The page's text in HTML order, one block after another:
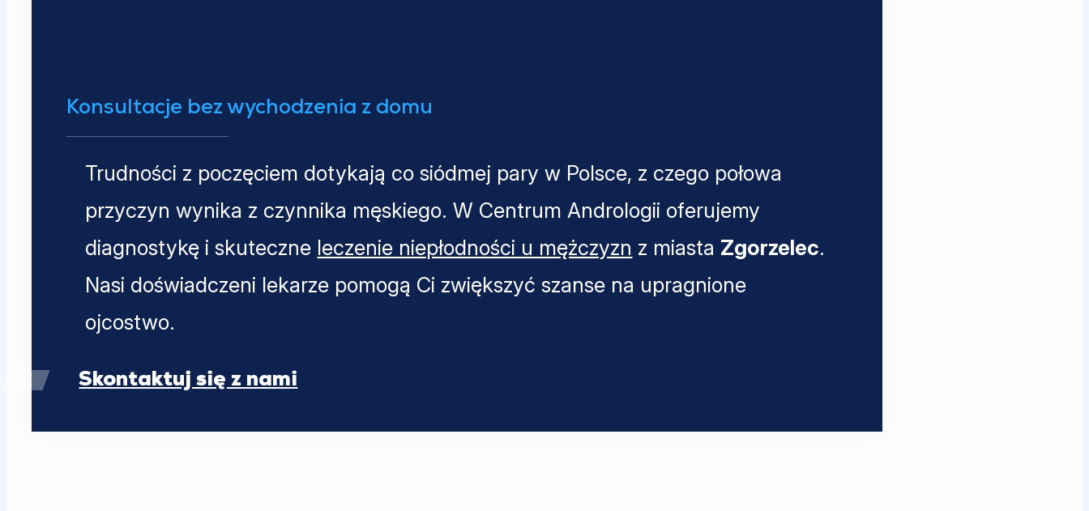
Konsultacje bez wychodzenia z domu
Trudności z poczęciem dotykają co siódmej pary w Polsce, z czego połowa
przyczyn wynika z czynnika męskiego. W Centrum Andrologii oferujemy
diagnostykę i skuteczne leczenie niepłodności u mężczyzn z miasta Zgorzelec.
Nasi doświadczeni lekarze pomogą Ci zwiększyć szanse na upragnione
ojcostwo.
Skontaktuj się z nami